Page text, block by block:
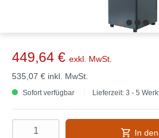
449,64 € exkl. MwSt.
535,07 € inkl. MwSt.
Sofort verfügbar Lieferzeit: 3 - 5
In